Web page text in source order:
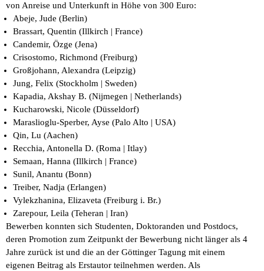
von Anreise und Unterkunft in Höhe von 300 Euro:
Abeje, Jude (Berlin)
Brassart, Quentin (Illkirch | France)
Candemir, Özge (Jena)
Crisostomo, Richmond (Freiburg)
Großjohann, Alexandra (Leipzig)
Jung, Felix (Stockholm | Sweden)
Kapadia, Akshay B. (Nijmegen | Netherlands)
Kucharowski, Nicole (Düsseldorf)
Maraslioglu-Sperber, Ayse (Palo Alto | USA)
Qin, Lu (Aachen)
Recchia, Antonella D. (Roma | Itlay)
Semaan, Hanna (Illkirch | France)
Sunil, Anantu (Bonn)
Treiber, Nadja (Erlangen)
Vylekzhanina, Elizaveta (Freiburg i. Br.)
Zarepour, Leila (Teheran | Iran)
Bewerben konnten sich Studenten, Doktoranden und Postdocs,
deren Promotion zum Zeitpunkt der Bewerbung nicht länger als 4
Jahre zurück ist und die an der Göttinger Tagung mit einem
eigenen Beitrag als Erstautor teilnehmen werden. Als